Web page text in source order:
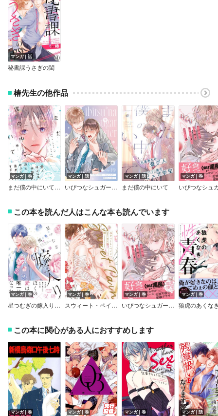
マンガ｜話
秘書課うさぎの閨
椿先生の他作品
マンガ｜巻
まだ僕の中にいて【単行本版】（電子限定特典マンガ付き）
マンガ｜話
いびつなシュガーモンスター【特典小冊子】
マンガ｜話
まだ僕の中にいて
マンガ｜巻
この本を読んだ人はこんな本も読んでいます
マンガ｜巻
星つむぎの嫁入り【電子限定特典マンガ付き】
マンガ｜巻
スウィート・ペイン【Renta！限定特典マンガ付き】
マンガ｜巻
いびつなシュガーモンスター【電子限定特典マンガ付き】
マンガ｜巻
この本に関心がある人におすすめします
マンガ｜巻 マンガ｜巻 マンガ｜巻 マンガ｜話